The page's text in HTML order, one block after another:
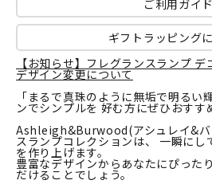
ご利用ガイド
ギフトラッピング
【お知らせ】フレグランスランプ
デザイン変更について
「まるで真珠のように無垢で明るい
ンでシンプルを 好む方にぜひおすす
Ashleigh&Burwood(アシュレイ&バ
スランプコレクションは、 一瞬に
を作り上げます。
豊富なデザインからあなたにぴった
だけることでしょう。